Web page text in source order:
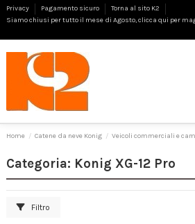
Privacy Pagamento sicuro
Torna al sito K2
Siamo chiusi per tutto il mese di Agosto, clicca qui per
Home Catene da neve Konig Veicoli commerciali e
Categoria: Konig XG-12 Pro
Filtro